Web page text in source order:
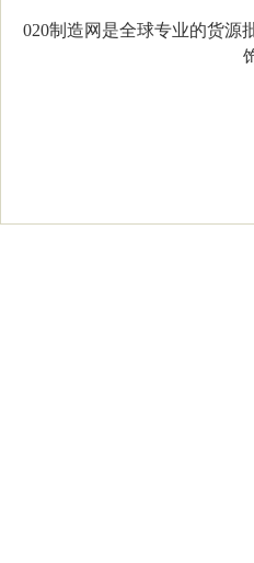
020制造网是全球专业的货源